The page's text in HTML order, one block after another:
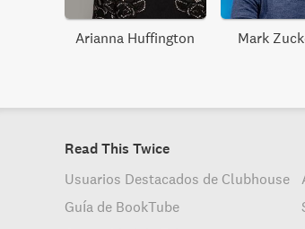
Arianna Huffington Mark
Read This Twice
Usuarios Destacados de Clubhouse
Guía de BookTube